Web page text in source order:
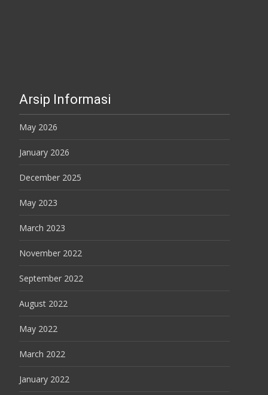
Arsip Informasi
May 2026
January 2026
December 2025
May 2023
March 2023
November 2022
September 2022
August 2022
May 2022
March 2022
January 2022